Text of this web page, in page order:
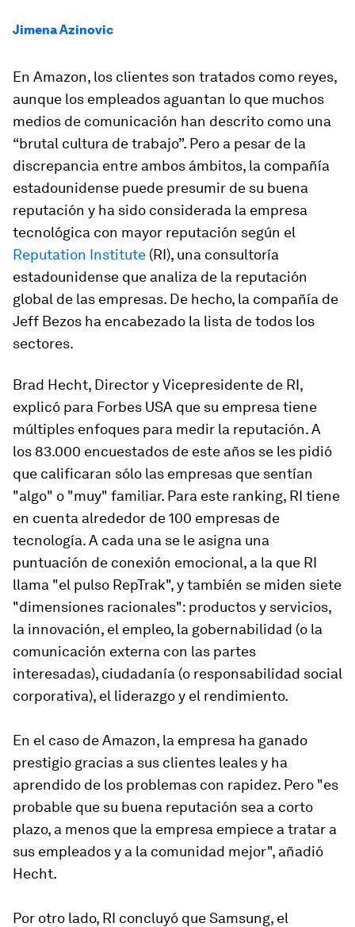
Jimena Azinovic
En Amazon, los clientes son tratados como reyes,
aunque los empleados aguantan lo que muchos
medios de comunicación han descrito como una
“brutal cultura de trabajo”. Pero a pesar de la
discrepancia entre ambos ámbitos, la compañía
estadounidense puede presumir de su buena
reputación y ha sido considerada la empresa
tecnológica con mayor reputación según el
Reputation Institute (RI), una consultoría
estadounidense que analiza de la reputación
global de las empresas. De hecho, la compañía de
Jeff Bezos ha encabezado la lista de todos los
sectores.
Brad Hecht, Director y Vicepresidente de RI,
explicó para Forbes USA que su empresa tiene
múltiples enfoques para medir la reputación. A
los 83.000 encuestados de este años se les pidió
que calificaran sólo las empresas que sentían
"algo" o "muy" familiar. Para este ranking, RI tiene
en cuenta alrededor de 100 empresas de
tecnología. A cada una se le asigna una
puntuación de conexión emocional, a la que RI
llama "el pulso RepTrak", y también se miden siete
"dimensiones racionales": productos y servicios,
la innovación, el empleo, la gobernabilidad (o la
comunicación externa con las partes
interesadas), ciudadanía (o responsabilidad social
corporativa), el liderazgo y el rendimiento.
En el caso de Amazon, la empresa ha ganado
prestigio gracias a sus clientes leales y ha
aprendido de los problemas con rapidez. Pero "es
probable que su buena reputación sea a corto
plazo, a menos que la empresa empiece a tratar a
sus empleados y a la comunidad mejor", añadió
Hecht.
Por otro lado, RI concluyó que Samsung, el